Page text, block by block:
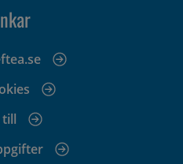
till